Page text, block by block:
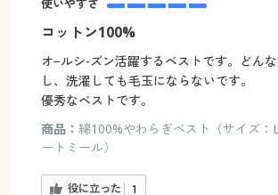
使いやすさ
コットン100%
オ−ルシ-ズン活躍するベストです。どん
し、洗濯しても毛玉にならないです。
優秀なベストです。
商品： 綿100%やわらぎベスト（サイズ：
ートミール）
役に立った 1